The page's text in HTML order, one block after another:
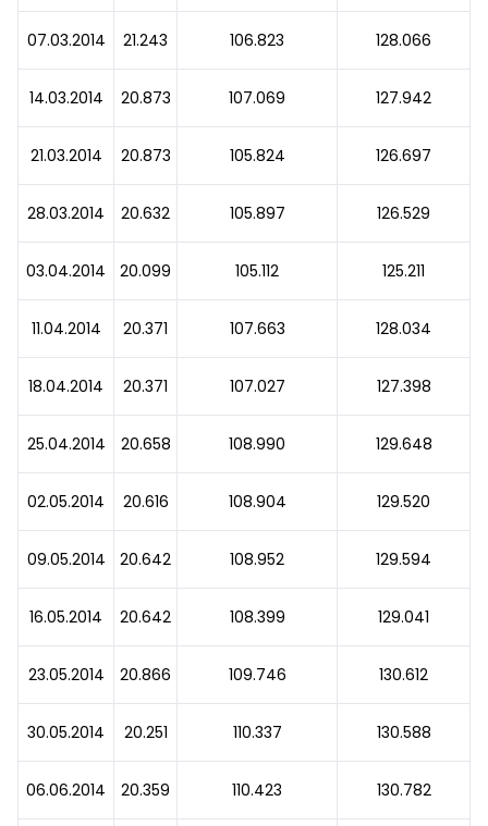
07.03.2014 21.243 106.823 128.066
14.03.2014 20.873 107.069 127.942
21.03.2014 20.873 105.824 126.697
28.03.2014 20.632 105.897 126.529
03.04.2014 20.099 105.112 125.211
11.04.2014 20.371 107.663 128.034
18.04.2014 20.371 107.027 127.398
25.04.2014 20.658 108.990 129.648
02.05.2014 20.616 108.904 129.520
09.05.2014 20.642 108.952 129.594
16.05.2014 20.642 108.399 129.041
23.05.2014 20.866 109.746 130.612
30.05.2014 20.251 110.337 130.588
06.06.2014 20.359 110.423 130.782